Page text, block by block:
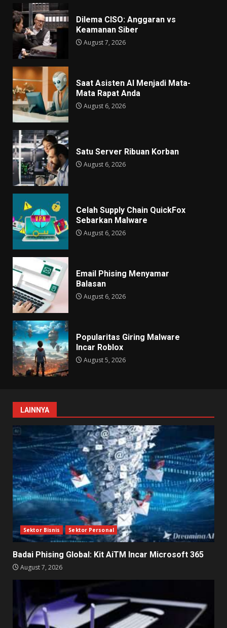
Dilema CISO: Anggaran vs
Keamanan Siber
August 7, 2026
Saat Asisten AI Menjadi Mata-
Mata Rapat Anda
August 6, 2026
Satu Server Ribuan Korban
August 6, 2026
Celah Supply Chain QuickFox
Sebarkan Malware
August 6, 2026
Email Phising Menyamar
Balasan
August 6, 2026
Popularitas Giring Malware
Incar Roblox
August 5, 2026
LAINNYA
Sektor Bisnis Sektor Personal
Badai Phising Global: Kit AiTM Incar Microsoft 365
August 7, 2026